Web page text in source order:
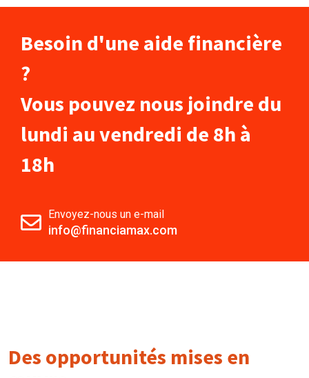
Besoin d'une aide financière
?
Vous pouvez nous joindre du
lundi au vendredi de 8h à
18h
Envoyez-nous un e-mail
info@financiamax.com
Des opportunités mises en